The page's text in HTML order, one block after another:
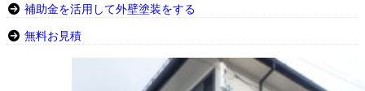
補助金を活用して外壁塗装をする
無料お見積